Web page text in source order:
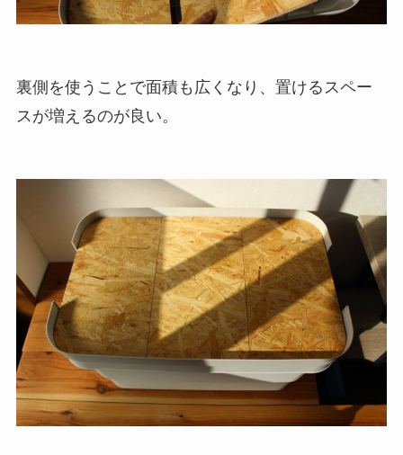
裏側を使うことで面積も広くなり、置けるスペー
スが増えるのが良い。